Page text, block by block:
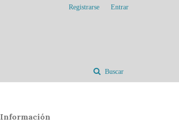
Buscar
Registrarse Entrar
Información